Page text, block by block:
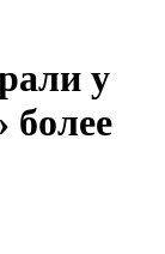
у
более